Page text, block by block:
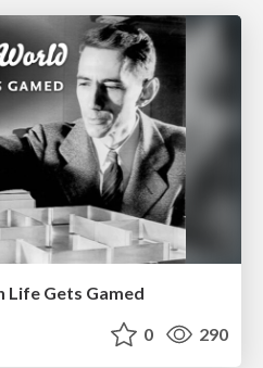
Life Gets Gamed
0 290